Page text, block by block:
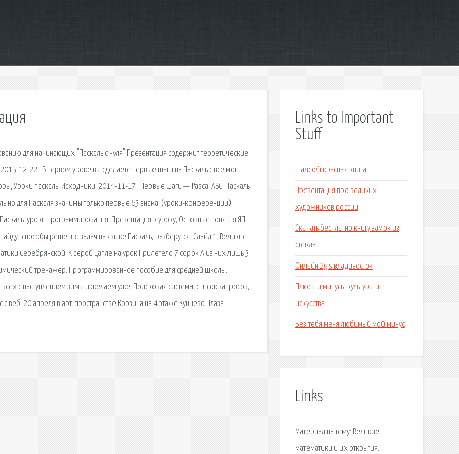
для начинающих "Паскаль с нуля" Презентация содержит теоретические
12-22 · В первом уроке вы сделаете первые шаги на Паскаль с все мои
Уроки паскаль; Исходники. 2014-11-17 · Первые шаги — Pascal ABC. Паскаль
но для Паскаля значимы только первые 63 знака. (уроки-конференции).
уроки программирования. Презентация к уроку, Основные понятия ЯП
способы решения задач на языке Паскаль, разберутся. Слайд 1. Великие
Серебрянской. К серой цапле на урок Прилетело 7 сорок А из них лишь 3
тренажер: Программированное пособие для средней школы:
с наступлением зимы и желаем уже. Поисковая сиcтема, список запросов,
20 апреля в арт-пространстве Корзина на 4 этаже Кунцево Плаза
Links to Important
Stuff
Шалфей красная книга
Презентация про великих
художников россии
Скачать бесплатно книгу замок из
стекла
Онлайн 2gis владивосток
Плюсы и минусы культуры и
искусства
Без тебя меня любимый мой минус
Links
Материал на тему: Великие
математики и их открытия.